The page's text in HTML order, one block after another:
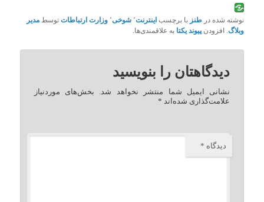
نوشته شده درطنز با برچسباینترنت٬ شوخی٬ وزارت ارتباطات توسطمدیر
وبلاگ. افزودنپیوند یکتا به علاقمندی‌ها.
دیدگاهتان را بنویسید
نشانی ایمیل شما منتشر نخواهد شد.
بخش‌های موردنیاز
علامت‌گذاری شده‌اند *
دیدگاه *